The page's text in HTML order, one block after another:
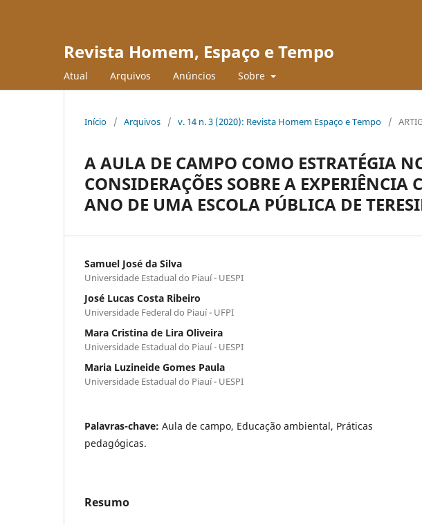
Revista Homem, Espaço e Tempo
Atual Arquivos Anúncios Sobre
Início / Arquivos / v. 14 n. 3 (2020): Revista Homem Espaço e Tempo /
A AULA DE CAMPO COMO ESTRATÉGIA
CONSIDERAÇÕES SOBRE A
ANO DE UMA ESCOLA PÚBLICA DE
Samuel José da Silva
Universidade Estadual do Piauí - UESPI
José Lucas Costa Ribeiro
Universidade Federal do Piauí - UFPI
Mara Cristina de Lira Oliveira
Universidade Estadual do Piauí - UESPI
Maria Luzineide Gomes Paula
Universidade Estadual do Piauí - UESPI
Palavras-chave: Aula de campo, Educação ambiental, Práticas
pedagógicas.
Resumo